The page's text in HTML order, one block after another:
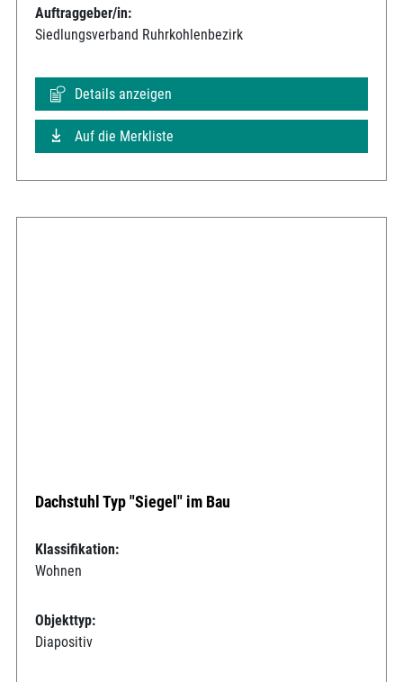
Auftraggeber/in:
Siedlungsverband Ruhrkohlenbezirk
Details anzeigen
Auf die Merkliste
Dachstuhl Typ "Siegel" im Bau
Klassifikation:
Wohnen
Objekttyp:
Diapositiv